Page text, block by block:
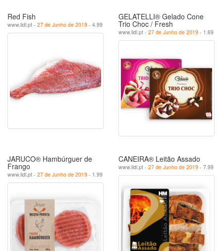
Red Fish
www.lidl.pt - 27 de Junho de 2019 - 4.99
GELATELLI® Gelado Cone
Trio Choc / Fresh
www.lidl.pt - 27 de Junho de 2019 - 1.69
JARUCO® Hambúrguer de
Frango
www.lidl.pt - 27 de Junho de 2019 - 1.99
CANEIRA® Leitão Assado
www.lidl.pt - 27 de Junho de 2019 - 7.99